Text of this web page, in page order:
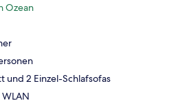
Ozean
und 2 Einzel-Schlafsofas